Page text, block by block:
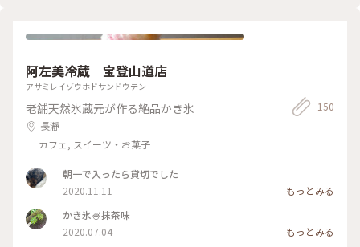
阿左美冷蔵 宝登山道店
アサミレイゾウホドサンドウテン
老舗天然氷蔵元が作る絶品かき氷
長瀞
カフェ, スイーツ・お菓子
150
朝一で入ったら貸切でした
2020.11.11
もっとみる
かき氷🍧抹茶味
2020.07.04
もっとみる